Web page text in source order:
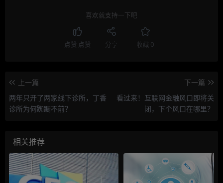
喜欢就支持一下吧
点赞 点赞 分享 收藏 0
上一篇
两年只开了两家线下诊所，丁香
诊所为何踟蹰不前？
下一篇
看过来！互联网金融风口即将关
闭，下个风口在哪里？
相关推荐